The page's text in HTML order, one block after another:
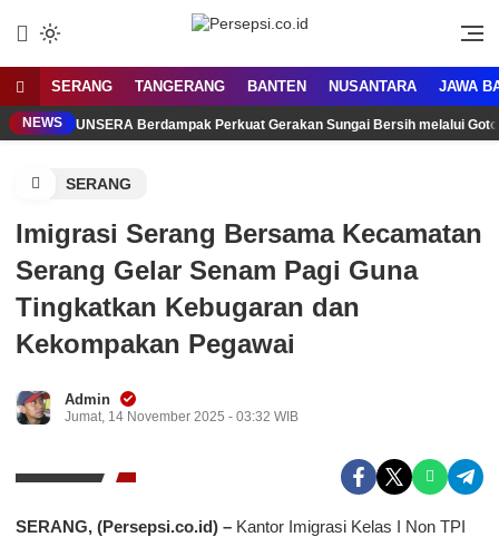
SERANG TANGERANG BANTEN NUSANTARA JAWA
NEWS UNSERA Berdampak Perkuat Gerakan Sungai Bersih melalui
SERANG
Imigrasi Serang Bersama Kecamatan
Serang Gelar Senam Pagi Guna
Tingkatkan Kebugaran dan
Kekompakan Pegawai
Admin
Jumat, 14 November 2025 - 03:32 WIB
SERANG, (Persepsi.co.id) – Kantor Imigrasi Kelas I Non TPI